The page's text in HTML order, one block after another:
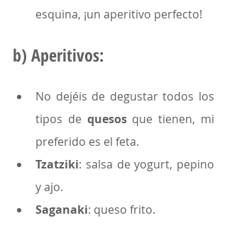
esquina, ¡un aperitivo perfecto!
b) Aperitivos:
No dejéis de degustar todos los
tipos de quesos que tienen, mi
preferido es el feta.
Tzatziki: salsa de yogurt, pepino
y ajo.
Saganaki: queso frito.